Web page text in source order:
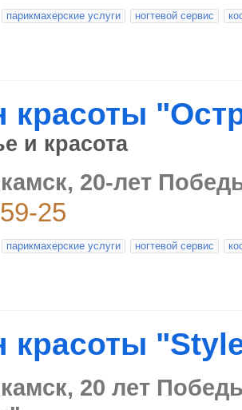
парикмахерские услуги ногтевой сервис
красоты
и красота
20-лет
25
парикмахерские услуги ногтевой сервис
красоты
20 лет